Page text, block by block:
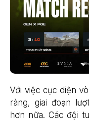
Với việc cục diện
ràng, giai đoạn
hơn nữa. Các đội